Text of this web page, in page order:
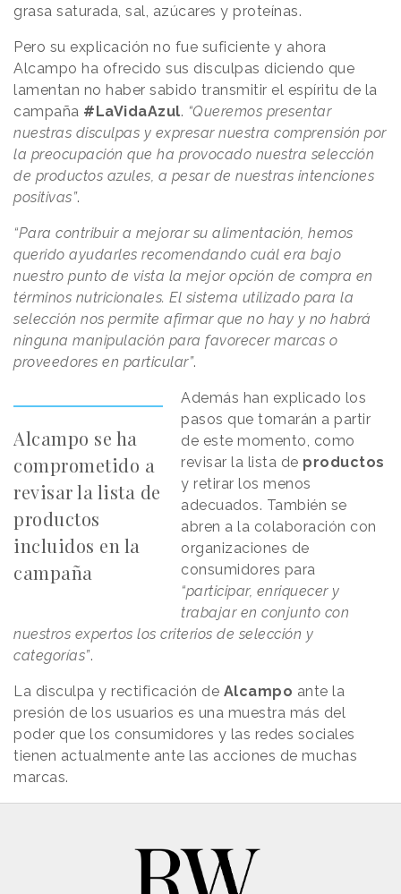
grasa saturada, sal, azúcares y proteínas.
Pero su explicación no fue suficiente y ahora
Alcampo ha ofrecido sus disculpas diciendo que
lamentan no haber sabido transmitir el espíritu de la
campaña #LaVidaAzul. “Queremos presentar
nuestras disculpas y expresar nuestra comprensión por
la preocupación que ha provocado nuestra selección
de productos azules, a pesar de nuestras intenciones
positivas”.
“Para contribuir a mejorar su alimentación, hemos
querido ayudarles recomendando cuál era bajo
nuestro punto de vista la mejor opción de compra en
términos nutricionales. El sistema utilizado para la
selección nos permite afirmar que no hay y no habrá
ninguna manipulación para favorecer marcas o
proveedores en particular”.
Alcampo se ha
comprometido a
revisar la lista de
productos
incluidos en la
campaña
Además han explicado los
pasos que tomarán a partir
de este momento, como
revisar la lista de productos
y retirar los menos
adecuados. También se
abren a la colaboración con
organizaciones de
consumidores para
“participar, enriquecer y
trabajar en conjunto con
nuestros expertos los criterios de selección y
categorías”.
La disculpa y rectificación de Alcampo ante la
presión de los usuarios es una muestra más del
poder que los consumidores y las redes sociales
tienen actualmente ante las acciones de muchas
marcas.